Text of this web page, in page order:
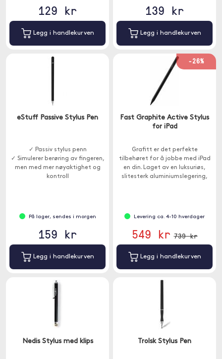
129 kr
Legg i handlekurven
139 kr
Legg i handlekurven
eStuff Passive Stylus Pen
✓ Passiv stylus penn
✓ Simulerer berøring av fingeren,
men med mer nøyaktighet og
kontroll
På lager, sendes i morgen
159 kr
Legg i handlekurven
-26%
Fast Graphite Active Stylus
for iPad
Grafitt er det perfekte
tilbehøret for å jobbe med iPad
en din. Laget av en luksuriøs,
slitesterk aluminiumslegering,
Levering ca. 4-10 hverdager
549 kr 739 kr
Legg i handlekurven
Nedis Stylus med klips Trolsk Stylus Pen